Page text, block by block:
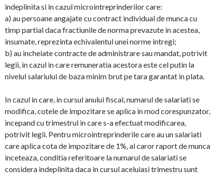
indeplinita si in cazul microintreprinderilor care:
a) au persoane angajate cu contract individual de munca cu
timp partial daca fractiunile de norma prevazute in acestea,
insumate, reprezinta echivalentul unei norme intregi;
b) au incheiate contracte de administrare sau mandat, potrivit
legii, in cazul in care remuneratia acestora este cel putin la
nivelul salariului de baza minim brut pe tara garantat in plata.
In cazul in care, in cursul anului fiscal, numarul de salariati se
modifica, cotele de impozitare se aplica in mod corespunzator,
incepand cu trimestrul in care s-a efectuat modificarea,
potrivit legii. Pentru microintreprinderile care au un salariati
care aplica cota de impozitare de 1%, al caror raport de munca
inceteaza, conditia referitoare la numarul de salariati se
considera indeplinita daca in cursul aceluiasi trimestru sunt